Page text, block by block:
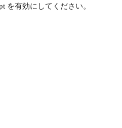
を有効にしてください。